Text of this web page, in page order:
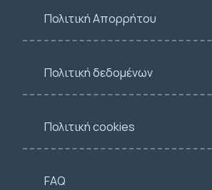
Πολιτική Απορρήτου
Πολιτική δεδομένων
Πολιτική cookies
FAQ